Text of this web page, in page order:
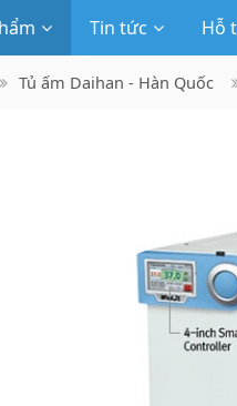
Tin tức Hỗ
Tủ ấm Daihan - Hàn Quốc